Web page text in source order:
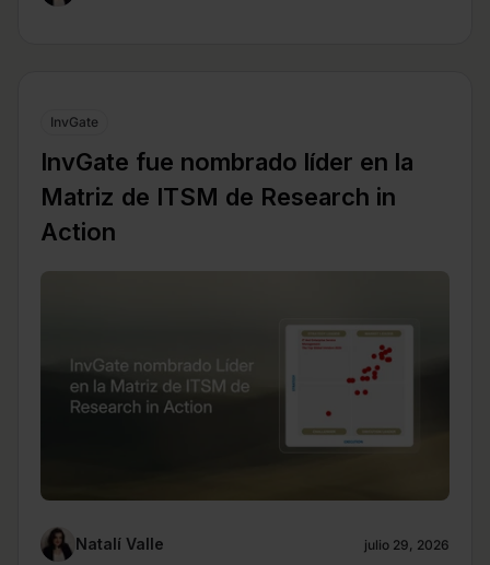
InvGate
InvGate fue nombrado líder en la
Matriz de ITSM de Research in
Action
Natalí Valle julio 29, 2026